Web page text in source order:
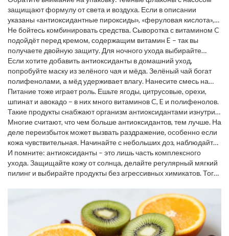
Витамин E (токоферол) часто комбинируют с витамином C для
усиления эффекта.
защищают формулу от света и воздуха. Если в описании
указаны «антиоксидантные пироксиды», «феруловая кислота»,
«коэнзим Q10», это уже хороший знак, что продукт
действительно борется со свободными радикалами.
Не бойтесь комбинировать средства. Сыворотка с витамином C
подойдёт перед кремом, содержащим витамин E – так вы
получаете двойную защиту. Для ночного ухода выбирайте
кремы с ретинолом и коэнзимом Q10, они работают лучше,
когда кожа отдыхает.
Если хотите добавить антиоксиданты в домашний уход,
попробуйте маску из зелёного чая и мёда. Зелёный чай богат
полифенолами, а мёд удерживает влагу. Нанесите смесь на
10‑15 минут, смойте прохладной водой – кожа почувствует
свежесть и лёгкое сияние.
Питание тоже играет роль. Ешьте ягоды, цитрусовые, орехи,
шпинат и авокадо – в них много витаминов C, E и полифенолов.
Такие продукты снабжают организм антиоксидантами изнутри,
а кожа «отвечает» здоровым видом.
Многие считают, что чем больше антиоксидантов, тем лучше. На
деле переизбыток может вызвать раздражение, особенно если
кожа чувствительная. Начинайте с небольших доз, наблюдайте
реакцию и постепенно усиливайте уход.
И помните: антиоксиданты – это лишь часть комплексного
ухода. Защищайте кожу от солнца, делайте регулярный мягкий
пилинг и выбирайте продукты без агрессивных химикатов. Тогда